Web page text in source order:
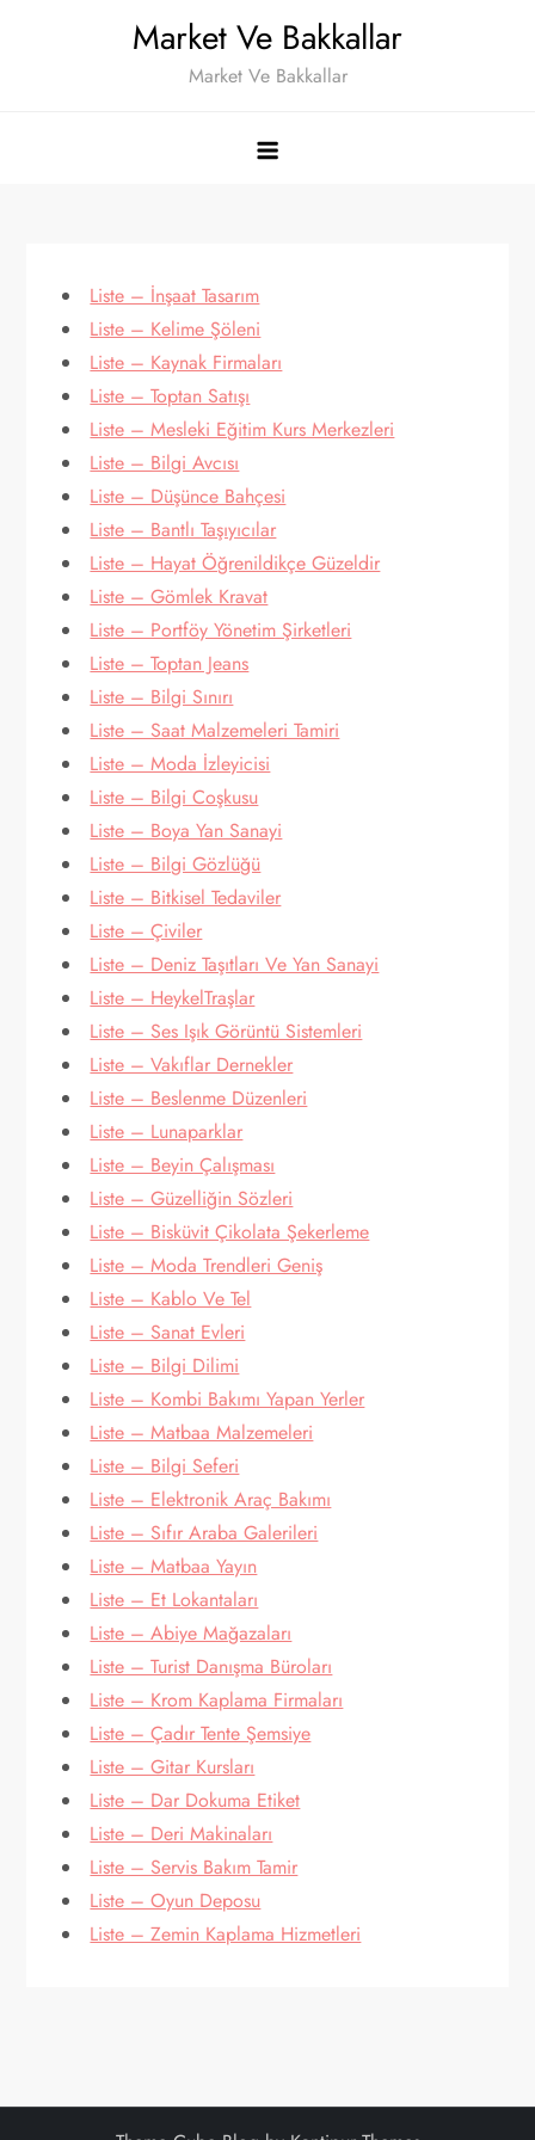
Market Ve Bakkallar
Market Ve Bakkallar
Liste – İnşaat Tasarım
Liste – Kelime Şöleni
Liste – Kaynak Firmaları
Liste – Toptan Satışı
Liste – Mesleki Eğitim Kurs Merkezleri
Liste – Bilgi Avcısı
Liste – Düşünce Bahçesi
Liste – Bantlı Taşıyıcılar
Liste – Hayat Öğrenildikçe Güzeldir
Liste – Gömlek Kravat
Liste – Portföy Yönetim Şirketleri
Liste – Toptan Jeans
Liste – Bilgi Sınırı
Liste – Saat Malzemeleri Tamiri
Liste – Moda İzleyicisi
Liste – Bilgi Coşkusu
Liste – Boya Yan Sanayi
Liste – Bilgi Gözlüğü
Liste – Bitkisel Tedaviler
Liste – Çiviler
Liste – Deniz Taşıtları Ve Yan Sanayi
Liste – HeykelTraşlar
Liste – Ses Işık Görüntü Sistemleri
Liste – Vakıflar Dernekler
Liste – Beslenme Düzenleri
Liste – Lunaparklar
Liste – Beyin Çalışması
Liste – Güzelliğin Sözleri
Liste – Bisküvit Çikolata Şekerleme
Liste – Moda Trendleri Geniş
Liste – Kablo Ve Tel
Liste – Sanat Evleri
Liste – Bilgi Dilimi
Liste – Kombi Bakımı Yapan Yerler
Liste – Matbaa Malzemeleri
Liste – Bilgi Seferi
Liste – Elektronik Araç Bakımı
Liste – Sıfır Araba Galerileri
Liste – Matbaa Yayın
Liste – Et Lokantaları
Liste – Abiye Mağazaları
Liste – Turist Danışma Büroları
Liste – Krom Kaplama Firmaları
Liste – Çadır Tente Şemsiye
Liste – Gitar Kursları
Liste – Dar Dokuma Etiket
Liste – Deri Makinaları
Liste – Servis Bakım Tamir
Liste – Oyun Deposu
Liste – Zemin Kaplama Hizmetleri